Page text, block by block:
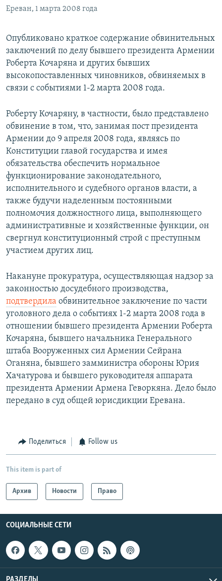
Ереван, 1 марта 2008 года
Опубликовано краткое содержание обвинительных
заключений по делу бывшего президента Армении
Роберта Кочаряна и других бывших
высокопоставленных чиновников, обвиняемых в
связи с событиями 1-2 марта 2008 года.
Роберту Кочаряну, в частности, было представлено
обвинение в том, что, занимая пост президента
Армении до 9 апреля 2008 года, являясь по
Конституции главой государства и имея
обязательства обеспечить нормальное
функционирование законодательного,
исполнительного и судебного органов власти, а
также будучи наделенным постоянными
полномочия должностного лица, выполняющего
административные и хозяйственные функции, он
свергнул конституционный строй с преступным
участием других лиц.
Накануне прокуратура, осуществляющая надзор за
законностью досудебного производства,
подтвердила обвинительное заключение по части
уголовного дела о событиях 1-2 марта 2008 года в
отношении бывшего президента Армении Роберта
Кочаряна, бывшего начальника Генерального
штаба Вооруженных сил Армении Сейрана
Оганяна, бывшего замминистра обороны Юрия
Хачатурова и бывшего руководителя аппарата
президента Армении Армена Геворкяна. Дело было
передано в суд общей юрисдикции Еревана.
Поделиться Follow us
This item is part of
Архив Новости Право
СОЦИАЛЬНЫЕ СЕТИ